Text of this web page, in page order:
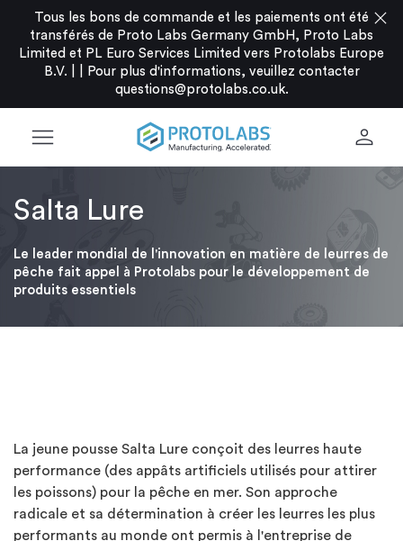
Tous les bons de commande et les paiements ont été
transférés de Proto Labs Germany GmbH, Proto Labs
Limited et PL Euro Services Limited vers Protolabs Europe
B.V. |
Pour plus d'informations, veuillez contacter
questions@protolabs.co.uk.
close
menu person
Salta Lure
Le leader mondial de l'innovation en matière de leurres de
pêche fait appel à Protolabs pour le développement de
produits essentiels
La jeune pousse Salta Lure conçoit des leurres haute
performance (des appâts artificiels utilisés pour attirer
les poissons) pour la pêche en mer. Son approche
radicale et sa détermination à créer les leurres les plus
performants au monde ont permis à l'entreprise de